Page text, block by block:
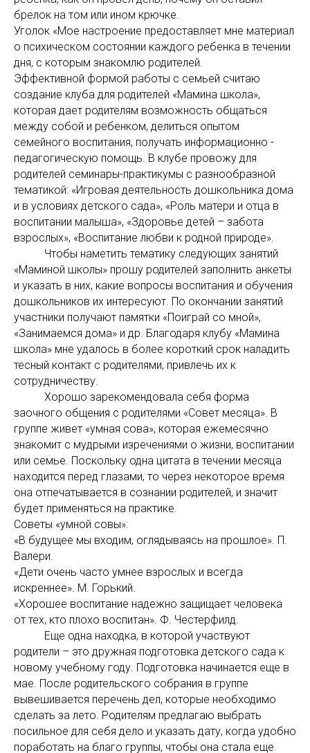
брелок на том или ином крючке.
Уголок «Мое настроение предоставляет мне материал
о психическом состоянии каждого ребенка в течении
дня, с которым знакомлю родителей.
Эффективной формой работы с семьей считаю
создание клуба для родителей «Мамина школа»,
которая дает родителям возможность общаться
между собой и ребенком, делиться опытом
семейного воспитания, получать информационно -
педагогическую помощь. В клубе провожу для
родителей семинары-практикумы с разнообразной
тематикой: «Игровая деятельность дошкольника дома
и в условиях детского сада», «Роль матери и отца в
воспитании малыша», «Здоровье детей – забота
взрослых», «Воспитание любви к родной природе».
Чтобы наметить тематику следующих занятий
«Маминой школы» прошу родителей заполнить анкеты
и указать в них, какие вопросы воспитания и обучения
дошкольников их интересуют. По окончании занятий
участники получают памятки «Поиграй со мной»,
«Занимаемся дома» и др. Благодаря клубу «Мамина
школа» мне удалось в более короткий срок наладить
тесный контакт с родителями, привлечь их к
сотрудничеству.
Хорошо зарекомендовала себя форма
заочного общения с родителями «Совет месяца». В
группе живет «умная сова», которая ежемесячно
знакомит с мудрыми изречениями о жизни, воспитании
или семье. Поскольку одна цитата в течении месяца
находится перед глазами, то через некоторое время
она отпечатывается в сознании родителей, и значит
будет применяться на практике.
Советы «умной совы»:
«В будущее мы входим, оглядываясь на прошлое». П.
Валери.
«Дети очень часто умнее взрослых и всегда
искреннее». М. Горький.
«Хорошее воспитание надежно защищает человека
от тех, кто плохо воспитан». Ф. Честерфилд.
Еще одна находка, в которой участвуют
родители – это дружная подготовка детского сада к
новому учебному году. Подготовка начинается еще в
мае. После родительского собрания в группе
вывешивается перечень дел, которые необходимо
сделать за лето. Родителям предлагаю выбрать
посильное для себя дело и указать дату, когда удобно
поработать на благо группы, чтобы она стала еще